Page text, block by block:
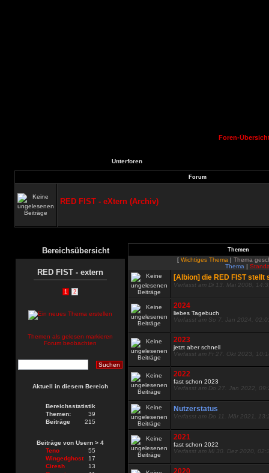
Foren-
Unterforen
Forum
RED FIST - eXtern (Archiv)
Bereichsübersicht
RED FIST - extern
1 2
Themen als gelesen markieren
Forum beobachten
Aktuell in diesem Bereich
Bereichsstatistik
Themen:
39
Beiträge
215
Beiträge von Usern > 4
Teno
55
Wingedghost
17
Ciresh
13
Themen
[ Wichtiges Thema | Thema
Thema |
[Albion] die RED FIST stellt
Verfasst am Di 13. Mai 2008,
2024
liebes Tagebuch
Verfasst am So 7. Jan 2024,
2023
jetzt aber schnell
Verfasst am Fr 27. Okt 2023,
2022
fast schon 2023
Verfasst am Do 27. Jan 2022,
Nutzerstatus
Verfasst am Do 11. Mär 2021,
2021
fast schon 2022
Verfasst am Mi 30. Dez 2020,
2020